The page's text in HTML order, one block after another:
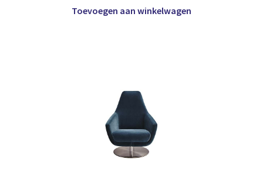
Toevoegen aan winkelwagen